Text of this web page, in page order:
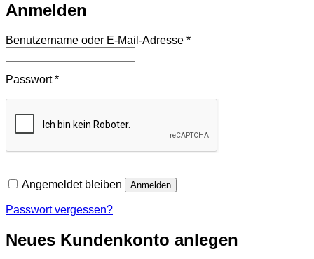
Anmelden
Benutzername oder E-Mail-Adresse *Erforderlich
Passwort*Erforderlich
Angemeldet bleiben Anmelden
Passwort vergessen?
Neues Kundenkonto anlegen